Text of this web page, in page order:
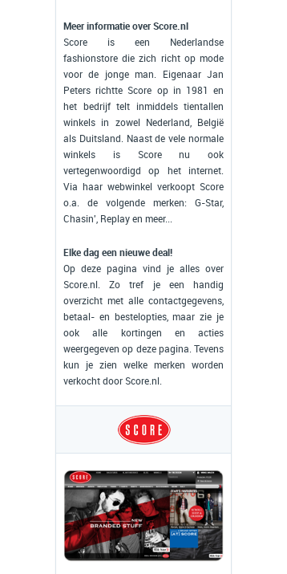
Meer informatie over Score.nl
Score is een Nederlandse
fashionstore die zich richt op mode
voor de jonge man. Eigenaar Jan
Peters richtte Score op in 1981 en
het bedrijf telt inmiddels tientallen
winkels in zowel Nederland, België
als Duitsland. Naast de vele normale
winkels is Score nu ook
vertegenwoordigd op het internet.
Via haar webwinkel verkoopt Score
o.a. de volgende merken: G-Star,
Chasin', Replay en meer...
Elke dag een nieuwe deal!
Op deze pagina vind je alles over
Score.nl. Zo tref je een handig
overzicht met alle contactgegevens,
betaal- en bestelopties, maar zie je
ook alle kortingen en acties
weergegeven op deze pagina. Tevens
kun je zien welke merken worden
verkocht door Score.nl.